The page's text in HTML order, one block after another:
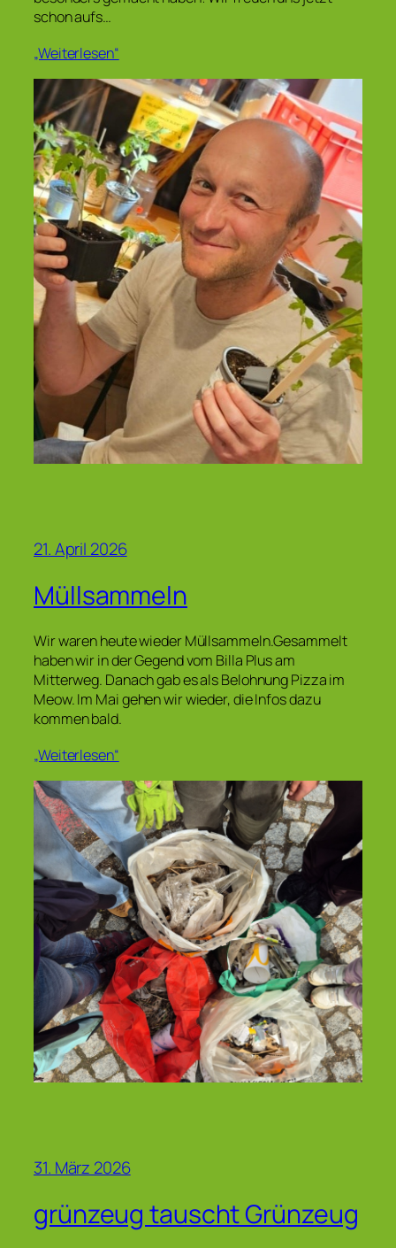
schon aufs…
„Weiterlesen“
21. April 2026
Müllsammeln
Wir waren heute wieder Müllsammeln.Gesammelt
haben wir in der Gegend vom Billa Plus am
Mitterweg. Danach gab es als Belohnung Pizza im
Meow. Im Mai gehen wir wieder, die Infos dazu
kommen bald.
„Weiterlesen“
31. März 2026
grünzeug tauscht Grünzeug